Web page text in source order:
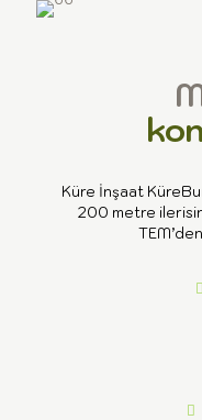
Küre İnşaat
200 metre